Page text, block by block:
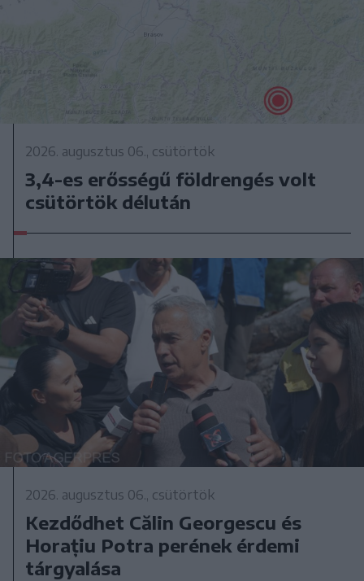
2026. augusztus 06., csütörtök
3,4-es erősségű földrengés volt
csütörtök délután
2026. augusztus 06., csütörtök
Kezdődhet Călin Georgescu és
Horațiu Potra perének érdemi
tárgyalása